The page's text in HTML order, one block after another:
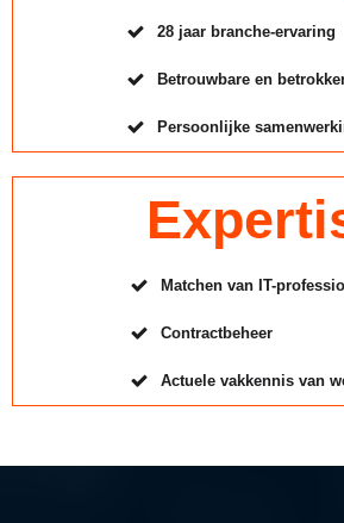
28 jaar branche-ervaring
Betrouwbare en
Persoonlijke
Matchen van IT-
Contractbeheer
Actuele vakkennis van